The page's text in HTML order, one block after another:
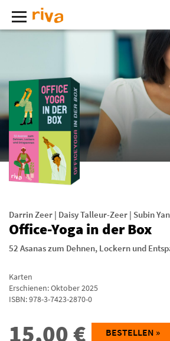
Darrin Zeer | Daisy Talleur-Zeer | Subin
Office-Yoga in der Box
52 Asanas zum Dehnen, Lockern und
Karten
Erschienen: Oktober 2025
ISBN:978-3-7423-2870-0
15,00€ BESTELLEN »